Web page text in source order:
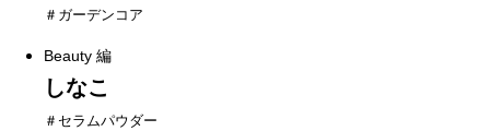
＃ガーデンコア
Beauty 編
しなこ
＃セラムパウダー